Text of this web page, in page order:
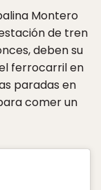
Montero
de tren
deben su
ferrocarril en
paradas en
comer un